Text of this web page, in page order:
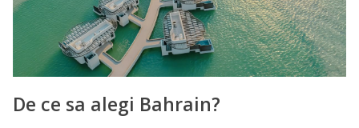
De ce sa alegi Bahrain?